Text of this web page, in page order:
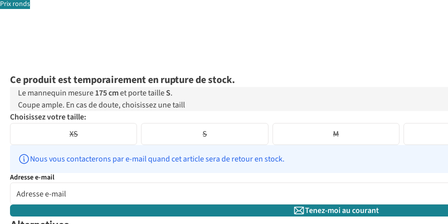
Prix ronds
Ce produit est temporairement en rupture de stock.
Le mannequin mesure175 cmet porte tailleS.
Coupe ample. En cas de doute, choisissez une taill
Choisissez votre taille:
XS
S M
Nous vous contacterons par e-mail quand cet article sera de retour en stock.
Adresse e-mail
Tenez-moi au courant